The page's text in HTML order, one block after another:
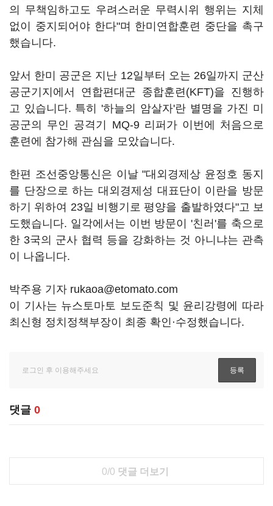
의 무책임하고도 우려스러운 무력시위 행위는 지체
없이 중지되어야 한다"며 한미연합훈련 중단을 촉구
했습니다.
앞서 한미 공군은 지난 12일부터 오는 26일까지 군산
공군기지에서 연합편대군 종합훈련(KFT)을 진행하
고 있습니다. 특히 '하늘의 암살자'란 별명을 가진 미
공군의 무인 공격기 MQ-9 리퍼가 이번에 처음으로
훈련에 참가해 관심을 모았습니다.
한편 조선중앙통신은 이날 "대외경제상 윤정호 동지
를 단장으로 하는 대외경제성 대표단이 이란을 방문
하기 위하여 23일 비행기로 평양을 출발하였다"고 보
도했습니다. 일각에서는 이번 방문이 '친러'를 축으로
한 3국의 군사 협력 등을 강화하는 것 아니냐는 관측
이 나옵니다.
박주용 기자 rukaoa@etomato.com
이 기사는 뉴스토마토 보도준칙 및 윤리강령에 따라
최신형 정치정책부장이 최종 확인·수정했습니다.
댓글 0
0/0 댓글 더보기